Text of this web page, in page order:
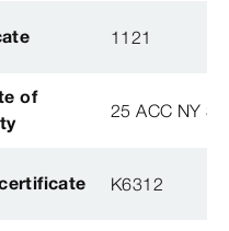
1121
of
25 ACC NY
K6312